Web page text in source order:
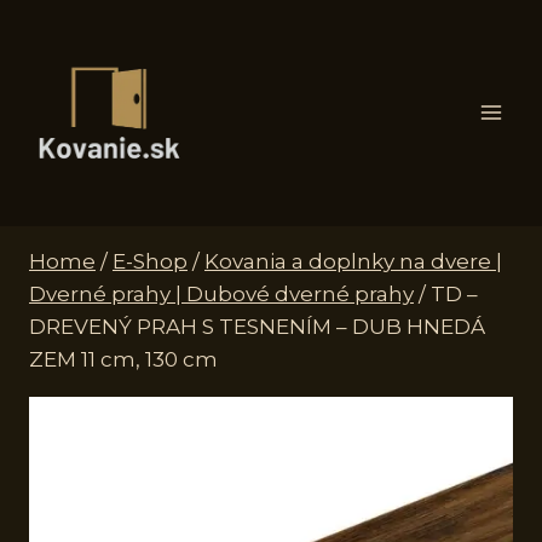
Home / E-Shop / Kovania a doplnky na dvere |
Dverné prahy | Dubové dverné prahy / TD –
DREVENÝ PRAH S TESNENÍM – DUB HNEDÁ
ZEM 11 cm, 130 cm